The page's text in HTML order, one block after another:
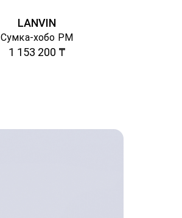
LANVIN
Сумка-хобо PM
1 153 200 ₸